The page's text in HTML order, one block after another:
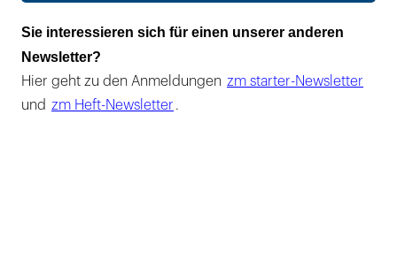
Sie interessieren sich für einen unserer anderen
Newsletter?
Hier geht zu den Anmeldungen zm starter-Newsletter
und zm Heft-Newsletter .